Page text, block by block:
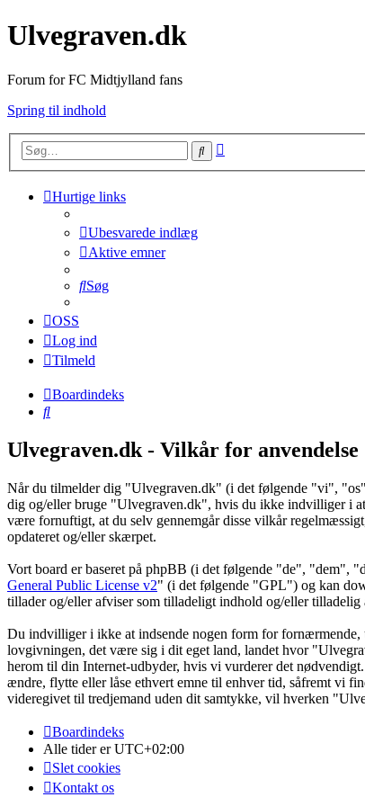
Ulvegraven.dk
Forum for FC Midtjylland fans
Spring til indhold
Søg
Hurtige links
Ubesvarede indlæg
Aktive emner
Søg
OSS
Log ind
Tilmeld
Boardindeks
Søg
Ulvegraven.dk - Vilkår for anvendelse
Når du tilmelder dig "Ulvegraven.dk" (i det følgende "vi",
dig og/eller bruge "Ulvegraven.dk", hvis du ikke indvilliger i
være fornuftigt, at du selv gennemgår disse vilkår
opdateret og/eller skærpet.
Vort board er baseret på phpBB (i det følgende "de",
General Public License v2" (i det følgende "GPL") og kan
tillader og/eller afviser som tilladeligt indhold og/eller
Du indvilliger i ikke at indsende nogen form for fornærmende,
lovgivningen, det være sig i dit eget land, landet hvor
herom til din Internet-udbyder, hvis vi vurderer det
ændre, flytte eller låse ethvert emne til enhver tid, såfremt vi
videregivet til tredjemand uden dit samtykke, vil hverken
Boardindeks
Alle tider erUTC+02:00
Slet cookies
Kontakt os